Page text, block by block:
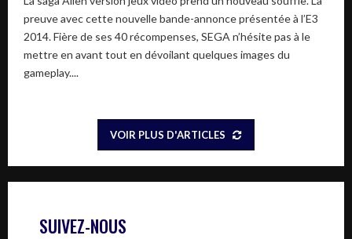
preuve avec cette nouvelle bande-annonce présentée à l’E3
2014. Fière de ses 40 récompenses, SEGA n’hésite pas à le
mettre en avant tout en dévoilant quelques images du
gameplay....
VOIR PLUS D'ARTICLES
SUIVEZ-NOUS